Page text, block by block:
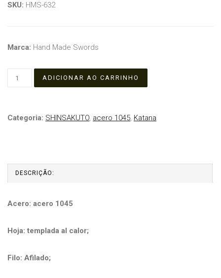
SKU: HMS-632
Marca: Hand Made Swords
Categoria: SHINSAKUTO, acero 1045, Katana
DESCRIÇÃO:
Acero: acero 1045
Hoja: templada al calor;
Filo: Afilado;